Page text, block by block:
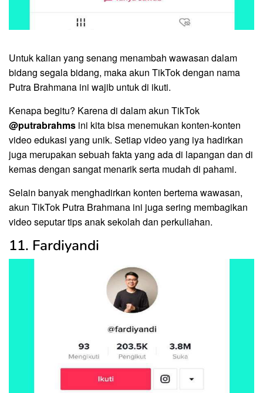
Untuk kalian yang senang menambah wawasan dalam
bidang segala bidang, maka akun TikTok dengan nama
Putra Brahmana ini wajib untuk di ikuti.
Kenapa begitu? Karena di dalam akun TikTok
@putrabrahms ini kita bisa menemukan konten-konten
video edukasi yang unik. Setiap video yang iya hadirkan
juga merupakan sebuah fakta yang ada di lapangan dan di
kemas dengan sangat menarik serta mudah di pahami.
Selain banyak menghadirkan konten bertema wawasan,
akun TikTok Putra Brahmana ini juga sering membagikan
video seputar tips anak sekolah dan perkuliahan.
11. Fardiyandi